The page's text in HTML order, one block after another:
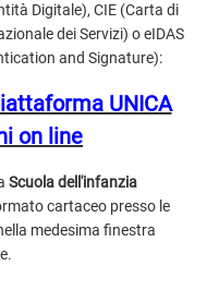
Digitale), CIE (Carta di
dei Servizi) o eIDAS
and Signature):
UNICA
on line
Scuola dell'infanzia
cartaceo presso le
medesima finestra